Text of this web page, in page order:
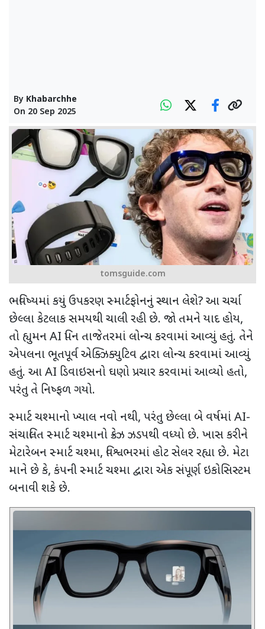
By Khabarchhe
On 20 Sep 2025
tomsguide.com
ભવિષ્યમાં કયું ઉપકરણ સ્માર્ટફોનનું સ્થાન લેશે?આ ચર્ચા
છેલ્લા કેટલાક સમયથી ચાલી રહી છે. જો તમને યાદ હોય,
તો હ્યુમનAI પિન તાજેતરમાં લોન્ચ કરવામાં આવ્યું હતું. તેને
એપલના ભૂતપૂર્વ એક્ઝિક્યુટિવ દ્વારા લોન્ચ કરવામાં આવ્યું
હતું. આAI ડિવાઇસનો ઘણો પ્રચાર કરવામાં આવ્યો હતો,
પરંતુ તે નિષ્ફળ ગયો.
સ્માર્ટ ચશ્માનો ખ્યાલ નવો નથી, પરંતુ છેલ્લા બે વર્ષમાંAI-
સંચાલિત સ્માર્ટ ચશ્માનો ક્રેઝ ઝડપથી વધ્યો છે. ખાસ કરીને
મેટારેબન સ્માર્ટ ચશ્મા, વિશ્વભરમાં હોટ સેલર રહ્યા છે. મેટા
માને છે કે, કંપની સ્માર્ટ ચશ્મા દ્વારા એક સંપૂર્ણ ઇકોસિસ્ટમ
બનાવી શકે છે.